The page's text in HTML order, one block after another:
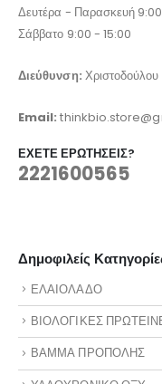
Δευτέρα - Παρασκευή
Σάββατο 9:00 - 15:00
Διεύθυνση:
Email:
ΈΧΕΤΕ ΕΡΩΤΉΣΕΙΣ?
2221600565
Δημοφιλείς
ΕΛΑΙΟΛΑΔΟ
ΒΙΟΛΟΓΙΚΕΣ
ΒΑΜΜΑ ΠΡΟΠΟΛΗΣ